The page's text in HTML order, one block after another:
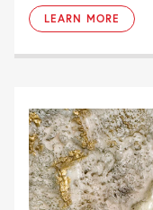
LEARN MORE